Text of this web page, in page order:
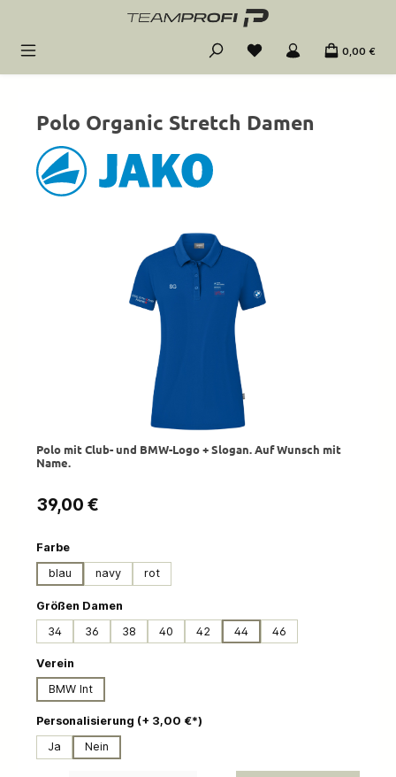
Zum Hauptinhalt springen
0,00 €
Polo Organic Stretch Damen
Bildergalerie überspringen
Polo mit Club- und BMW-Logo + Slogan. Auf Wunsch mit
Name.
Regulärer Preis:
39,00 €
Farbeauswählen
blau
navy rot
Größen Damen
34
36 38 40 42 44 46
Verein
BMW Int
Personalisierung (+ 3,00 €*)
Ja
Nein